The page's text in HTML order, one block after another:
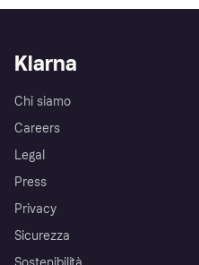
Klarna
Chi siamo
Careers
Legal
Press
Privacy
Sicurezza